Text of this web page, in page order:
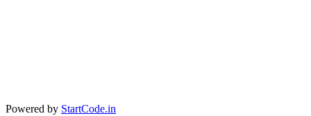
Powered by StartCode.in